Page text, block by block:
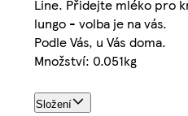
Line. Přidejte mléko pro
lungo - volba je na vás.
Podle Vás, u Vás doma.
Množství: 0.051kg
Složení